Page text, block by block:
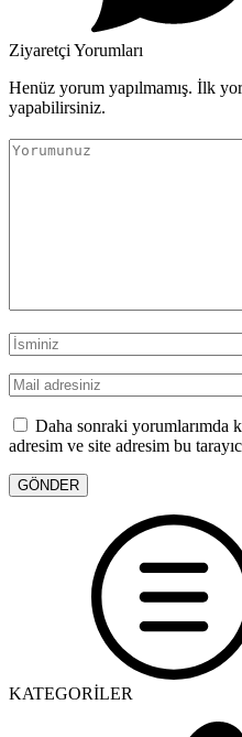
Ziyaretçi Yorumları
Henüz yorum yapılmamış. İlk
yapabilirsiniz.
Daha sonraki yorumlarımda
adresim ve site adresim bu
KATEGORİLER